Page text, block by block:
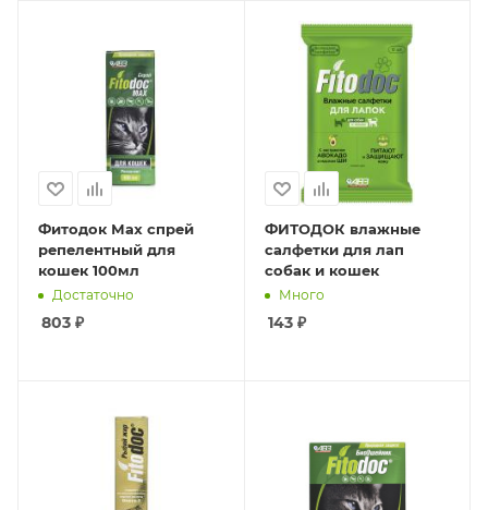
Фитодок Мах спрей
репелентный для
кошек 100мл
Достаточно
803 ₽
ФИТОДОК влажные
салфетки для лап
собак и кошек
Много
143₽